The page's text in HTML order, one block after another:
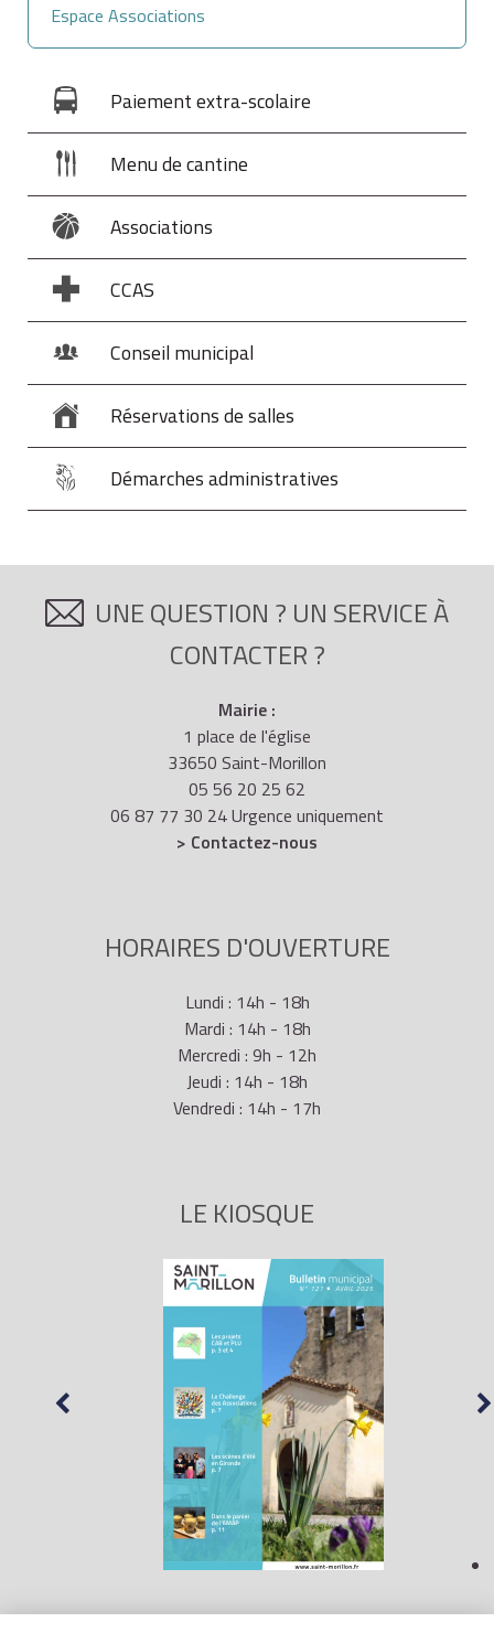
Espace Associations
Paiement extra-scolaire
Menu de cantine
Associations
CCAS
Conseil municipal
Réservations de salles
Démarches administratives
UNE QUESTION ? UN SERVICE À
CONTACTER ?
Mairie :
1 place de l'église
33650 Saint-Morillon
05 56 20 25 62
06 87 77 30 24 Urgence uniquement
> Contactez-nous
HORAIRES D'OUVERTURE
Lundi : 14h - 18h
Mardi : 14h - 18h
Mercredi : 9h - 12h
Jeudi : 14h - 18h
Vendredi : 14h - 17h
LE KIOSQUE